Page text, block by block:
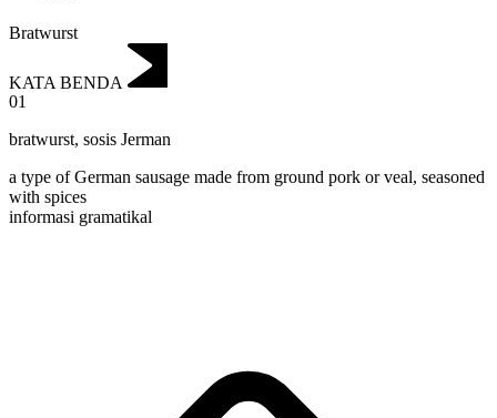
Bratwurst
KATA BENDA
01
bratwurst, sosis Jerman
a type of German sausage made from ground pork or veal, seasoned
with spices
informasi gramatikal